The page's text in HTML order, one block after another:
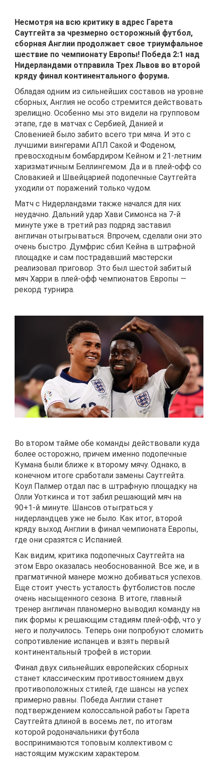
Несмотря на всю критику в адрес Гарета
Саутгейта за чрезмерно осторожный футбол,
сборная Англии продолжает свое триумфальное
шествие по чемпионату Европы! Победа 2:1 над
Нидерландами отправила Трех Львов во второй
кряду финал континентального форума.
Обладая одним из сильнейших составов на уровне
сборных, Англия не особо стремится действовать
зрелищно. Особенно мы это видели на групповом
этапе, где в матчах с Сербией, Данией и
Словенией было забито всего три мяча. И это с
лучшими вингерами АПЛ Сакой и Фоденом,
превосходным бомбардиром Кейном и 21-летним
харизматичным Беллингемом. Да и в плей-офф со
Словакией и Швейцарией подопечные Саутгейта
уходили от поражений только чудом.
Матч с Нидерландами также начался для них
неудачно. Дальний удар Хави Симонса на 7-й
минуте уже в третий раз подряд заставил
англичан отыгрываться. Впрочем, сделали они это
очень быстро. Думфрис сбил Кейна в штрафной
площадке и сам пострадавший мастерски
реализовал приговор. Это был шестой забитый
мяч Харри в плей-офф чемпионатов Европы —
рекорд турнира.
Во втором тайме обе команды действовали куда
более осторожно, причем именно подопечные
Кумана были ближе к второму мячу. Однако, в
конечном итоге сработали замены Саутгейта.
Коул Палмер отдал пас в штрафную площадку на
Олли Уоткинса и тот забил решающий мяч на
90+1-й минуте. Шансов отыграться у
нидерландцев уже не было. Как итог, второй
кряду выход Англии в финал чемпионата Европы,
где они сразятся с Испанией.
Как видим, критика подопечных Саутгейта на
этом Евро оказалась необоснованной. Все же, и в
прагматичной манере можно добиваться успехов.
Еще стоит учесть усталость футболистов после
очень насыщенного сезона. В итоге, главный
тренер англичан планомерно выводил команду на
пик формы к решающим стадиям плей-офф, что у
него и получилось. Теперь они попробуют сломить
сопротивление испанцев и взять первый
континентальный трофей в истории.
Финал двух сильнейших европейских сборных
станет классическим противостоянием двух
противоположных стилей, где шансы на успех
примерно равны. Победа Англии станет
подтверждением колоссальной работы Гарета
Саутгейта длиной в восемь лет, по итогам
которой родоначальники футбола
воспринимаются топовым коллективом с
настоящим мужским характером.